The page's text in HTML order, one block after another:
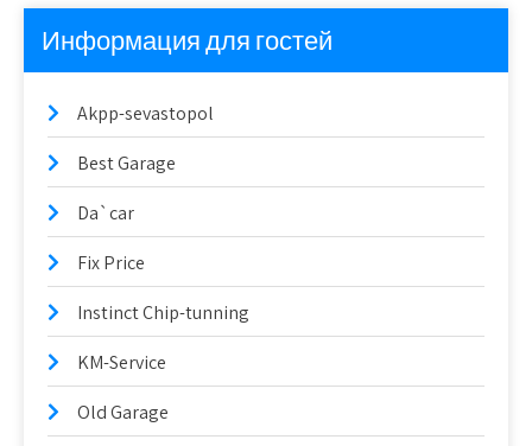
Информация для гостей
Akpp-sevastopol
Best Garage
Da`car
Fix Price
Instinct Chip-tunning
KM-Service
Old Garage